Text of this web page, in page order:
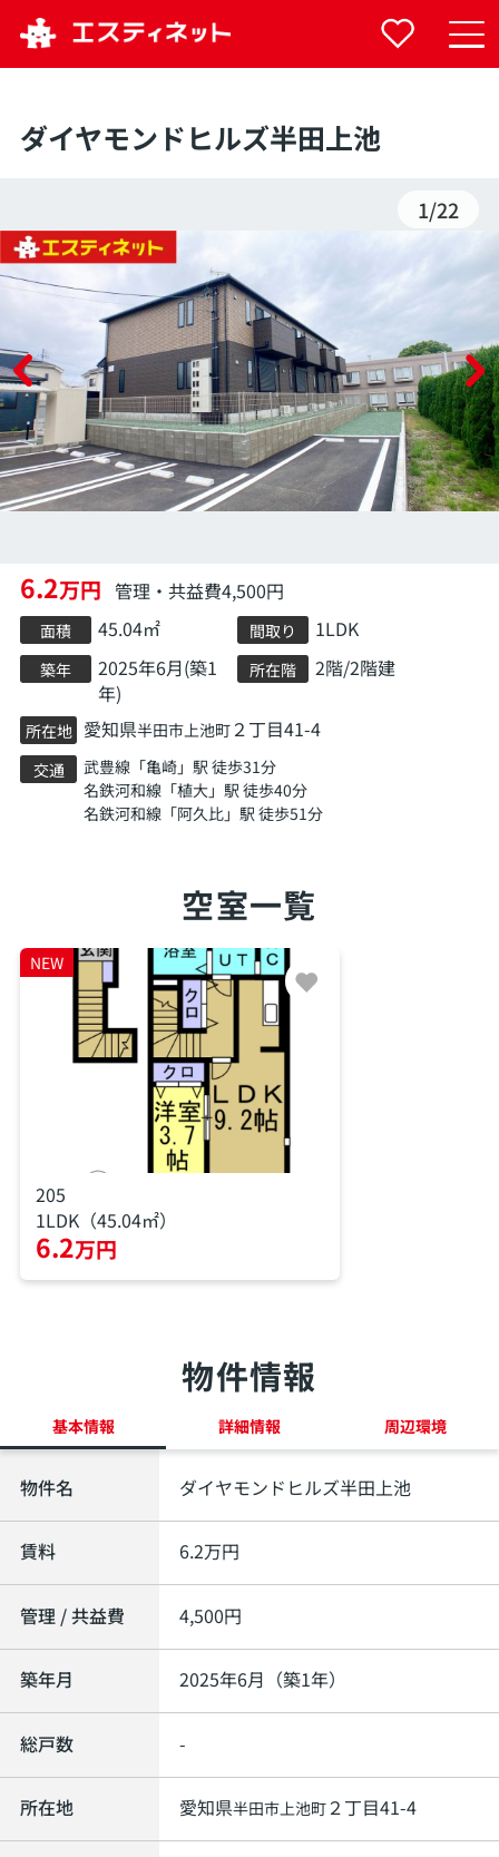
ダイヤモンドヒルズ半田上池
1/22
6.2万円 管理・共益費4,500円
面積 45.04㎡ 間取り 1LDK
築年
2025年6月(築1
年)
所在階 2階/2階建
所在地 愛知県半田市上池町 ２丁目41-4
交通 武豊線 「亀崎」駅 徒歩31分
名鉄河和線 「植大」駅 徒歩40分
名鉄河和線 「阿久比」駅 徒歩51分
空室一覧
NEW
205
1LDK（45.04㎡）
6.2万円
物件情報
基本情報 詳細情報 周辺環境
物件名 ダイヤモンドヒルズ半田上池
賃料 6.2万円
管理 / 共益費 4,500円
築年月 2025年6月（築1年）
総戸数 -
所在地 愛知県半田市上池町 ２丁目41-4